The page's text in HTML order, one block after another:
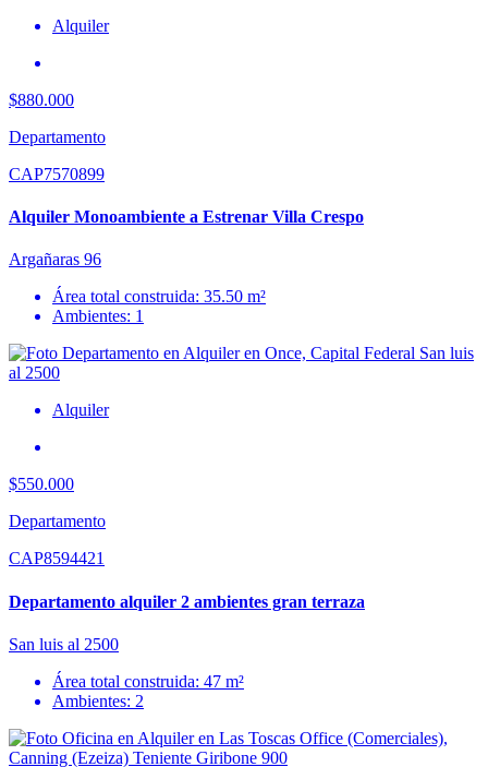
Alquiler
$880.000
Departamento
CAP7570899
Alquiler Monoambiente a Estrenar Villa Crespo
Argañaras 96
Área total construida: 35.50 m²
Ambientes: 1
Alquiler
$550.000
Departamento
CAP8594421
Departamento alquiler 2 ambientes gran terraza
San luis al 2500
Área total construida: 47 m²
Ambientes: 2